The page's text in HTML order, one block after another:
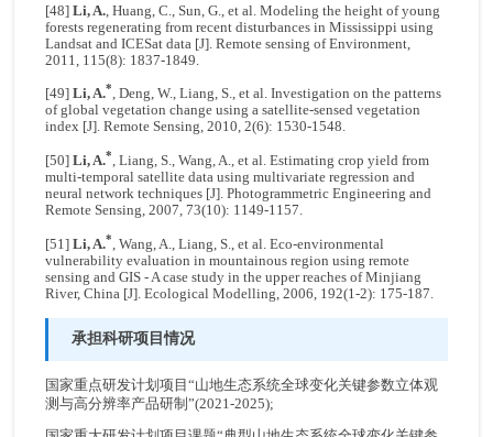
[48]Li, A. , Huang, C., Sun, G., et al. Modeling the height of young
forests regenerating from recent disturbances in Mississippi using
Landsat and ICESat data [J]. Remote sensing of Environment,
2011, 115(8): 1837-1849.
[49]Li, A.*, Deng, W., Liang, S., et al. Investigation on the patterns
of global vegetation change using a satellite-sensed vegetation
index [J]. Remote Sensing, 2010, 2(6): 1530-1548.
[50]Li, A.*, Liang, S., Wang, A., et al. Estimating crop yield from
multi-temporal satellite data using multivariate regression and
neural network techniques [J]. Photogrammetric Engineering and
Remote Sensing, 2007, 73(10): 1149-1157.
[51]Li, A.*, Wang, A., Liang, S., et al. Eco-environmental
vulnerability evaluation in mountainous region using remote
sensing and GIS - A case study in the upper reaches of Minjiang
River, China [J]. Ecological Modelling, 2006, 192(1-2): 175-187.
承担科研项目情况
国家重点研发计划项目“山地生态系统全球变化关键参数立体观
测与高分辨率产品研制”(2021-2025);